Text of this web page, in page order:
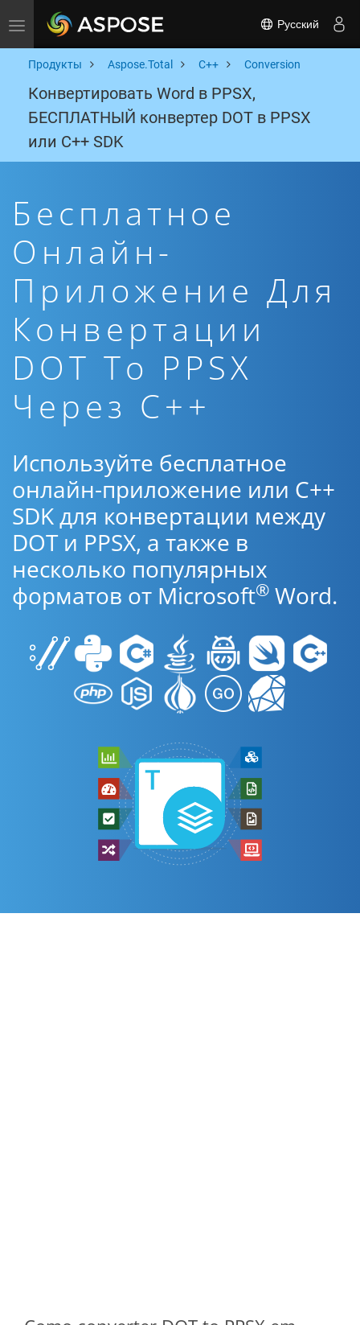
Toggle navigation Русский
Продукты Aspose.Total C++ Conversion
Конвертировать Word в PPSX,
БЕСПЛАТНЫЙ конвертер DOT в PPSX
или C++ SDK
Бесплатное
Онлайн-
Приложение Для
Конвертации
DOT To PPSX
Через C++
Используйте бесплатное
онлайн-приложение или C++
SDK для конвертации между
DOT и PPSX, а также в
несколько популярных
форматов от Microsoft® Word.